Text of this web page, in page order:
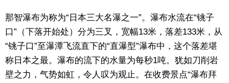
那智瀑布为称为“日本三大名瀑之一”。瀑布水流在“铫子
口”（下落开始处）分为三叉，宽幅13米，落差133米，从
“铫子口”至瀑潭飞流直下的“直瀑型”瀑布中，这个落差堪
称日本之最。瀑布的流下的水量为每秒1吨。犹如刀削岩
壁之力，气势如虹，令人叹为观止。在收费景点“瀑布拜